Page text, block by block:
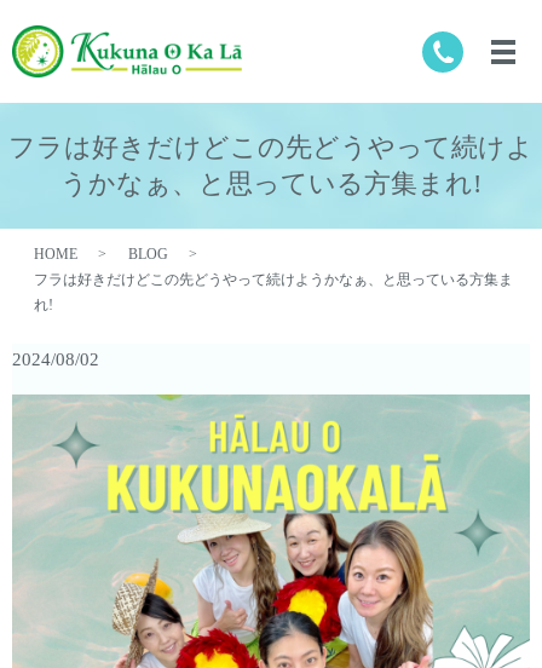
フラは好きだけどこの先どうやって続けよ
うかなぁ、と思っている方集まれ!
HOME
BLOG
フラは好きだけどこの先どうやって続けようかなぁ、と思っている方集ま
れ!
2024/08/02